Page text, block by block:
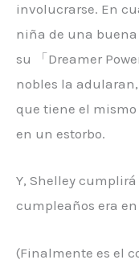
involucrarse. En
niña de una
su 「Dreamer
nobles la
que tiene el
en un estorbo.
Y, Shelley cumplirá
cumpleaños era
(Finalmente es el